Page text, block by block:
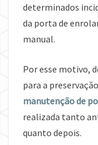
determinados
da porta de
manual.
Por esse motivo,
para a
manutenção de
realizada tanto
quanto depois.